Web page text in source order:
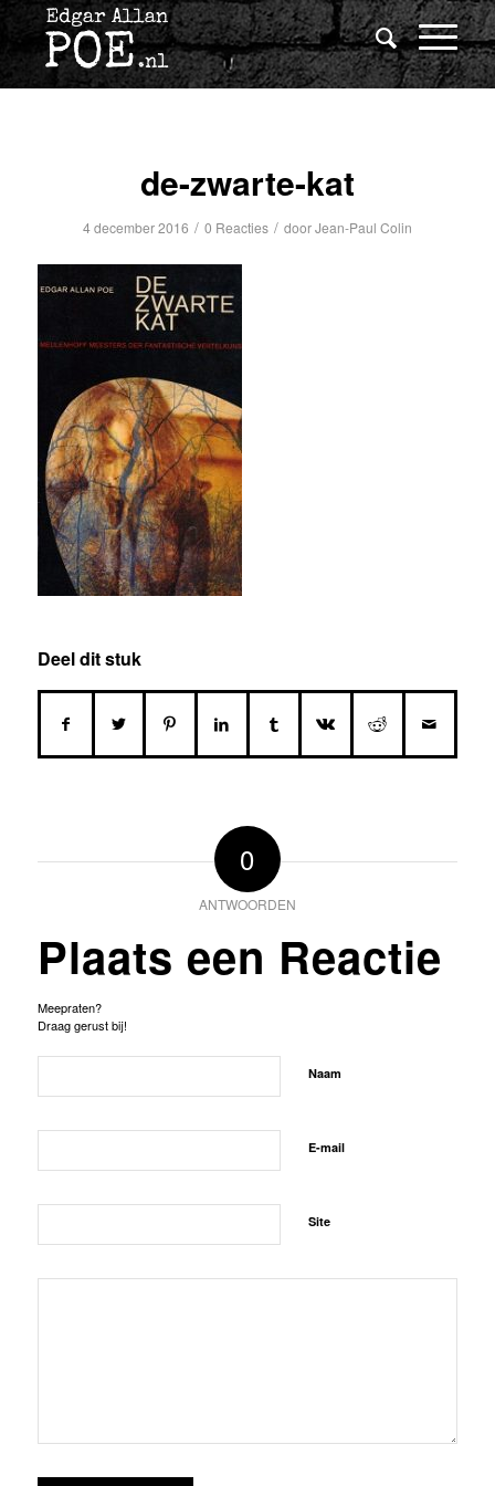
de-zwarte-kat
4 december 2016 / 0 Reacties / doorJean-Paul Colin
Deel dit stuk
0
ANTWOORDEN
Plaats een Reactie
Meepraten?
Draag gerust bij!
Naam
E-mail
Site